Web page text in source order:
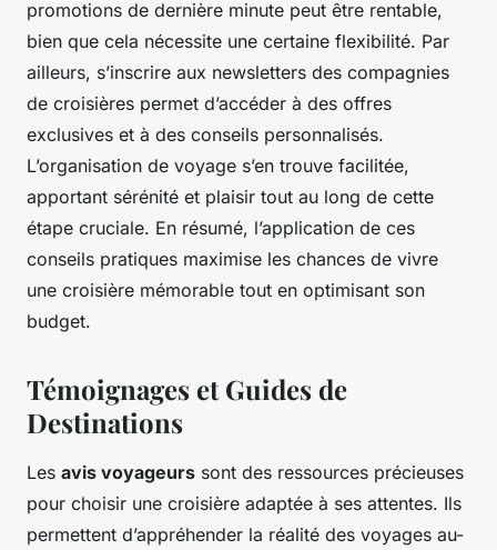
promotions de dernière minute peut être rentable,
bien que cela nécessite une certaine flexibilité. Par
ailleurs, s’inscrire aux newsletters des compagnies
de croisières permet d’accéder à des offres
exclusives et à des conseils personnalisés.
L’organisation de voyage s’en trouve facilitée,
apportant sérénité et plaisir tout au long de cette
étape cruciale. En résumé, l’application de ces
conseils pratiques maximise les chances de vivre
une croisière mémorable tout en optimisant son
budget.
Témoignages et Guides de
Destinations
Les avis voyageurs sont des ressources précieuses
pour choisir une croisière adaptée à ses attentes. Ils
permettent d’appréhender la réalité des voyages au-